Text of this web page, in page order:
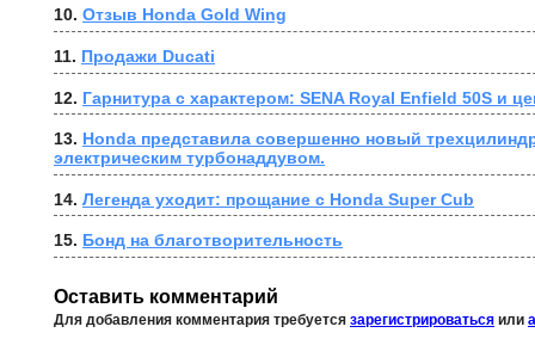
10. Отзыв Honda Gold Wing
11. Продажи Ducati
12. Гарнитура с характером: SENA Royal Enfield 50S и
13. Honda представила совершенно новый
электрическим турбонаддувом.
14. Легенда уходит: прощание с Honda Super Cub
15. Бонд на благотворительность
Оставить комментарий
Для добавления комментария требуется зарегистрироваться или